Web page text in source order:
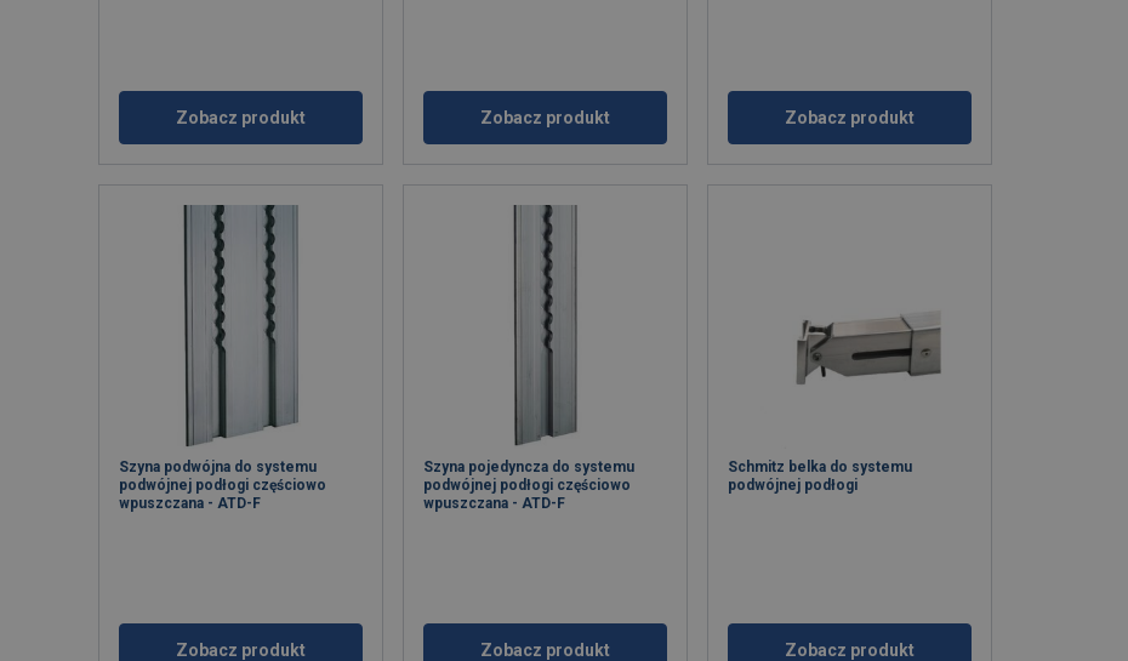
Zobacz produkt Zobacz produkt Zobacz produkt
Szyna podwójna do systemu
podwójnej podłogi częściowo
wpuszczana - ATD-F
Zobacz produkt
Szyna pojedyncza do systemu
podwójnej podłogi częściowo
wpuszczana - ATD-F
Zobacz produkt
Schmitz belka do systemu
podwójnej podłogi
Zobacz produkt